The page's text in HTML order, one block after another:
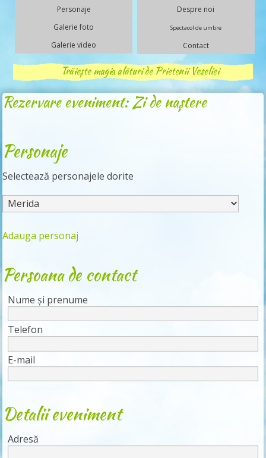
Personaje
Galerie foto
Galerie video
Despre noi
Spectacol de umbre
Contact
Trăiește magia alături de Prietenii Veseliei
Rezervare eveniment: Zi de naștere
Personaje
Selectează personajele dorite
Adauga personaj
Persoana de contact
Nume și prenume
Telefon
E-mail
Detalii eveniment
Adresă